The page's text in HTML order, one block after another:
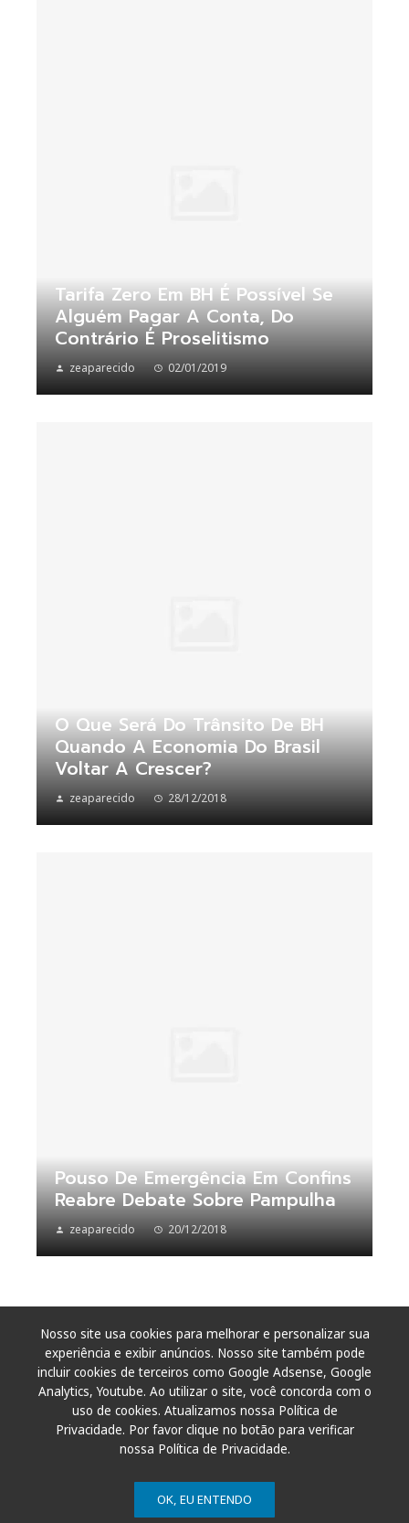
Nosso site usa cookies para melhorar e personalizar sua
experiência e exibir anúncios. Nosso site também pode
incluir cookies de terceiros como Google Adsense, Google
Analytics, Youtube. Ao utilizar o site, você concorda com o
uso de cookies. Atualizamos nossa Política de
Privacidade. Por favor clique no botão para verificar
nossa Política de Privacidade.
OK, EU ENTENDO
Tarifa Zero Em BH É Possível Se
Alguém Pagar A Conta, Do
Contrário É Proselitismo
zeaparecido 02/01/2019
O Que Será Do Trânsito De BH
Quando A Economia Do Brasil
Voltar A Crescer?
zeaparecido 28/12/2018
Pouso De Emergência Em Confins
Reabre Debate Sobre Pampulha
zeaparecido 20/12/2018
© 2011 - 2026. Todos os direitos reservados.